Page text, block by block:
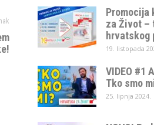
Promocija
za Život –
hrvatskog
19. listopada
VIDEO #1
Tko smo
25. lipnja 2024.